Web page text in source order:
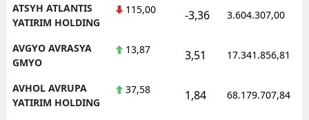
ATSYH ATLANTIS
YATIRIM HOLDING
115,00 -3,36 3.604.307,00
AVGYO AVRASYA
GMYO
13,87 3,51 17.341.856,81
AVHOL AVRUPA
YATIRIM HOLDING
37,58 1,84 68.179.707,84